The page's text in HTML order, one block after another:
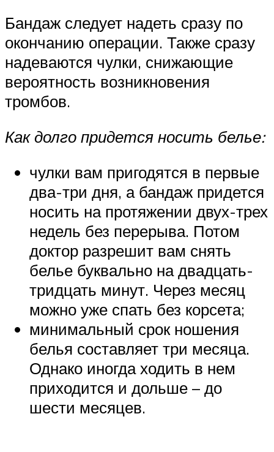
Бандаж следует надеть сразу по
окончанию операции. Также сразу
надеваются чулки, снижающие
вероятность возникновения
тромбов.
Как долго придется носить белье:
чулки вам пригодятся в первые
два-три дня, а бандаж придется
носить на протяжении двух-трех
недель без перерыва. Потом
доктор разрешит вам снять
белье буквально на двадцать-
тридцать минут. Через месяц
можно уже спать без корсета;
минимальный срок ношения
белья составляет три месяца.
Однако иногда ходить в нем
приходится и дольше – до
шести месяцев.